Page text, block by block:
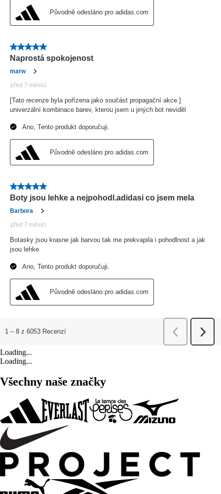
Loading...
Loading...
Všechny naše značky